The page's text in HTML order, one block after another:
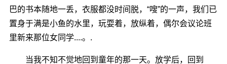
巴的书本随地一丢，衣服都没时间脱，“嗖”的一声，我们已
置身于满是小鱼的水里，玩耍着，放纵着，偶尔会议论班
里新来那位女同学....。.
当我不知不觉地回到童年的那一天。放学后，回到